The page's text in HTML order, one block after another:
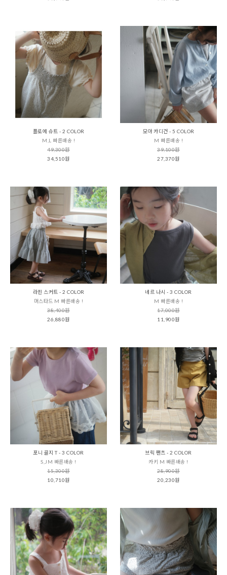
플로에 슈트 - 2 COLOR
M,L 빠른배송 !
49,300원
34,510원
모아 카디건 - 5 COLOR
M 빠른배송 !
39,100원
27,370원
라핀 스커트 - 2 COLOR
머스타드 M 빠른배송 !
38,400원
26,880원
네르 나시 - 3 COLOR
M 빠른배송 !
17,000원
11,900원
포니 골지 T - 3 COLOR
S,JM 빠른배송 !
15,300원
10,710원
브릭 팬츠 - 2 COLOR
카키 M 빠른배송 !
28,900원
20,230원